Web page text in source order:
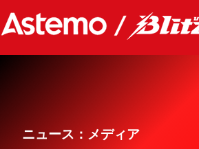
ニュース
グッズ
ニュース：メディア